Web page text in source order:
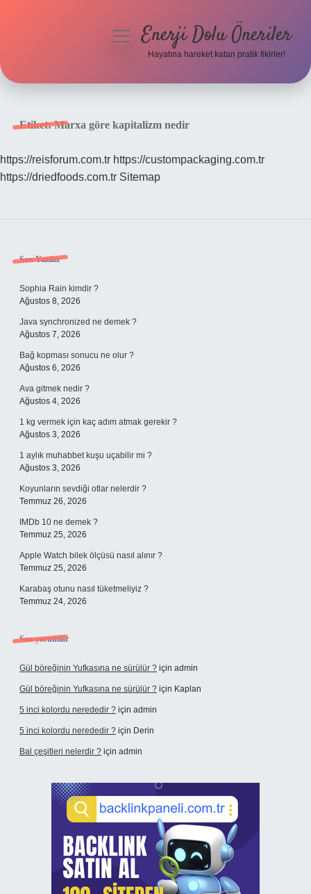
Hakkımızda
menüyüEnerji Dolu Öneriler
Hayatına hareket katan pratik fikirler!
Etiket:Marxa göre kapitalizm nedir
https://reisforum.com.tr https://custompackaging.com.tr
https://driedfoods.com.tr Sitemap
Sidebar
Son Yazılar
Sophia Rain kimdir ?
Ağustos 8, 2026
Java synchronized ne demek ?
Ağustos 7, 2026
Bağ kopması sonucu ne olur ?
Ağustos 6, 2026
Ava gitmek nedir ?
Ağustos 4, 2026
1 kg vermek için kaç adım atmak gerekir ?
Ağustos 3, 2026
1 aylık muhabbet kuşu uçabilir mi ?
Ağustos 3, 2026
Koyunların sevdiği otlar nelerdir ?
Temmuz 26, 2026
IMDb 10 ne demek ?
Temmuz 25, 2026
Apple Watch bilek ölçüsü nasıl alınır ?
Temmuz 25, 2026
Karabaş otunu nasıl tüketmeliyiz ?
Temmuz 24, 2026
Son yorumlar
Gül böreğinin Yufkasına ne sürülür ? için admin
Gül böreğinin Yufkasına ne sürülür ? için Kaplan
5 inci kolordu nerededir ? için admin
5 inci kolordu nerededir ? için Derin
Bal çeşitleri nelerdir ? için admin